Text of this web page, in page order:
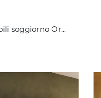
Pareti attrezzate e mobili soggiorno Orme: clicca e scopri il modello Day 20 e potrai valorizzare stanze moderne di ogni tipo.